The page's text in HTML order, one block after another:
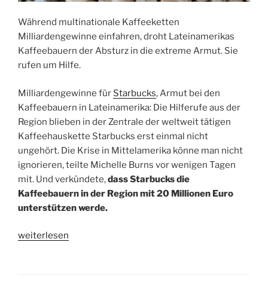
Während multinationale Kaffeeketten
Milliardengewinne einfahren, droht Lateinamerikas
Kaffeebauern der Absturz in die extreme Armut. Sie
rufen um Hilfe.
Milliardengewinne für Starbucks, Armut bei den
Kaffeebauern in Lateinamerika: Die Hilferufe aus der
Region blieben in der Zentrale der weltweit tätigen
Kaffeehauskette Starbucks erst einmal nicht
ungehört. Die Krise in Mittelamerika könne man nicht
ignorieren, teilte Michelle Burns vor wenigen Tagen
mit. Und verkündete,dass Starbucks die
Kaffeebauern in der Region mit 20 Millionen Euro
unterstützen werde.
„Teurer
weiterlesen